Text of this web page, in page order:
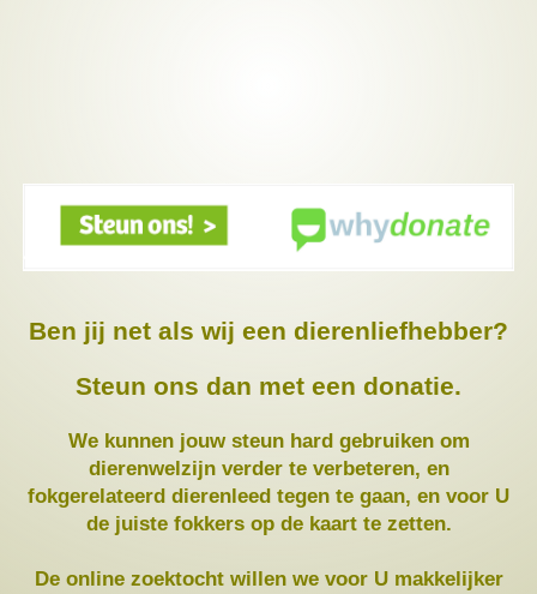
Ben jij net als wij een dierenliefhebber?
Steun ons dan met een donatie.
We kunnen jouw steun hard gebruiken om
dierenwelzijn verder te verbeteren, en
fokgerelateerd dierenleed tegen te gaan, en voor U
de juiste fokkers op de kaart te zetten.
De online zoektocht willen we voor U makkelijker